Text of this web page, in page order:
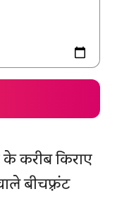
के करीब किराए
बीचफ़्रंट